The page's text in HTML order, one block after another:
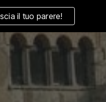
il tuo parere!